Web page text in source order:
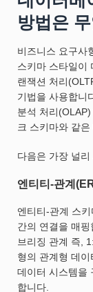
방법은
비즈니스 요구사
스키마 스타일이
랜잭션 처리
기법을 사용합니
분석 처리
크 스키마와 같
다음은 가장 널
엔티티-관계
엔티티-관계 스
간의 연결을 매
브리징 관계 즉,
형의 관계형 데
데이터 시스템을
합니다.